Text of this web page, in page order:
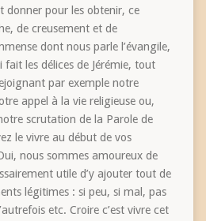
pour les obtenir, ce
de creusement et de
dont nous parle l’évangile,
les délices de Jérémie, tout
par exemple notre
appel à la vie religieuse ou,
scrutation de la Parole de
le vivre au début de vos
nous sommes amoureux de
utile d’y ajouter tout de
légitimes : si peu, si mal, pas
etc. Croire c’est vivre cet